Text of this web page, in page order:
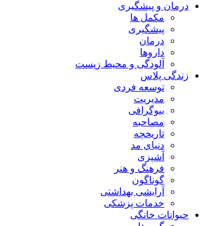
درمان و پیشگیری
مکمل ها
پیشگیری
درمان
داروها
آلودگی و محیط زیست
زندگی پلاس
توسعه فردی
مدیریت
بیوگرافی
مصاحبه
تاریخچه
دنیای مد
آشپزی
فرهنگ و هنر
گوناگون
آرایشی بهداشتی
خدمات پزشکی
حیوانات خانگی